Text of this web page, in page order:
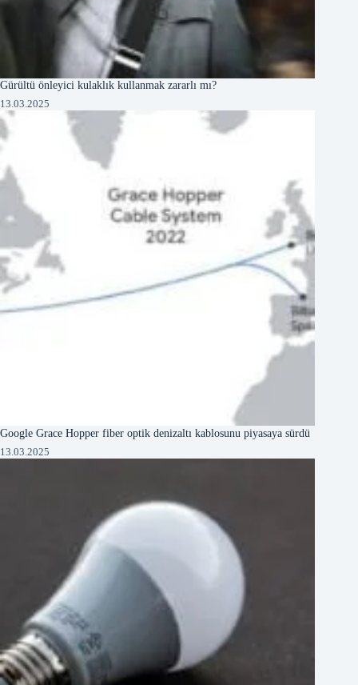
Gürültü önleyici kulaklık kullanmak zararlı mı?
13.03.2025
Google Grace Hopper fiber optik denizaltı kablosunu piyasaya sürdü
13.03.2025